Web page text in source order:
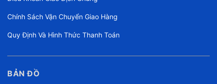
Chính Sách Vận Chuyển Giao Hàng
Quy Định Và Hình Thức Thanh Toán
BẢN ĐỒ